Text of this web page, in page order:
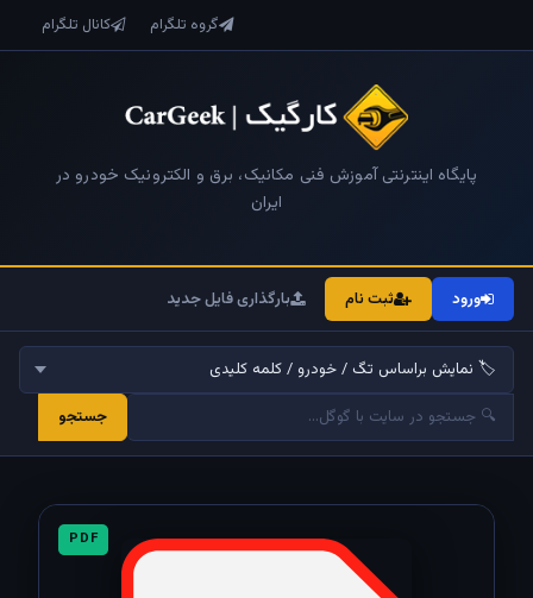
گروه تلگرام کانال تلگرام
پایگاه اینترنتی آموزش فنی مکانیک، برق و الکترونیک خودرو در
ایران
ورود ثبت نام بارگذاری فایل جدید
جستجو
PDF